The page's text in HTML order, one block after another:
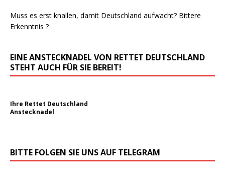
Muss es erst knallen, damit Deutschland aufwacht? Bittere
Erkenntnis ?
EINE ANSTECKNADEL VON RETTET DEUTSCHLAND
STEHT AUCH FÜR SIE BEREIT!
Ihre Rettet Deutschland
Anstecknadel
BITTE FOLGEN SIE UNS AUF TELEGRAM